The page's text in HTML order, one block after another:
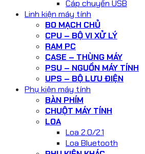
Cáp chuyển USB
Linh kiện máy tính
BO MẠCH CHỦ
CPU – BỘ VI XỬ LÝ
RAM PC
CASE – THÙNG MÁY
PSU – NGUỒN MÁY TÍNH
UPS – BỘ LƯU ĐIỆN
Phụ kiện máy tính
BÀN PHÍM
CHUỘT MÁY TÍNH
LOA
Loa 2.0/2.1
Loa Bluetooth